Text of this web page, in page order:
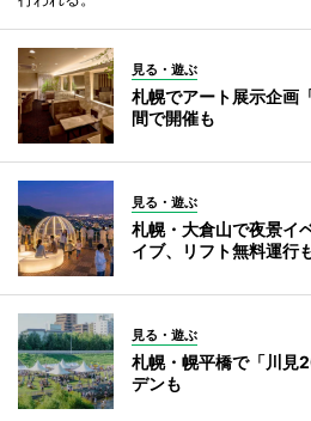
見る・遊ぶ
札幌でアート展示企
間で開催も
見る・遊ぶ
札幌・大倉山で夜景
イブ、リフト無料運行
見る・遊ぶ
札幌・幌平橋で「川
デンも